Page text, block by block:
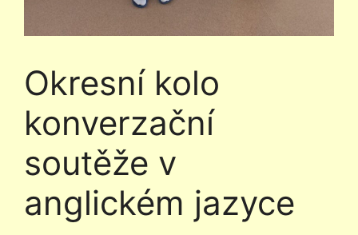
Okresní kolo
konverzační
soutěže v
anglickém jazyce